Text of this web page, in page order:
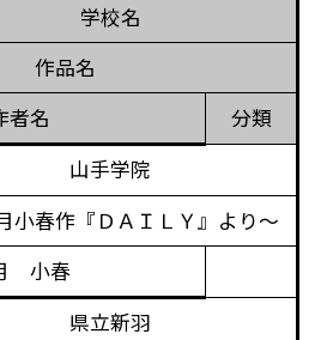
学校名
作品名
者名
分類
山手学院
小春作『ＤＡＩＬＹ』より～
小春
県立新羽